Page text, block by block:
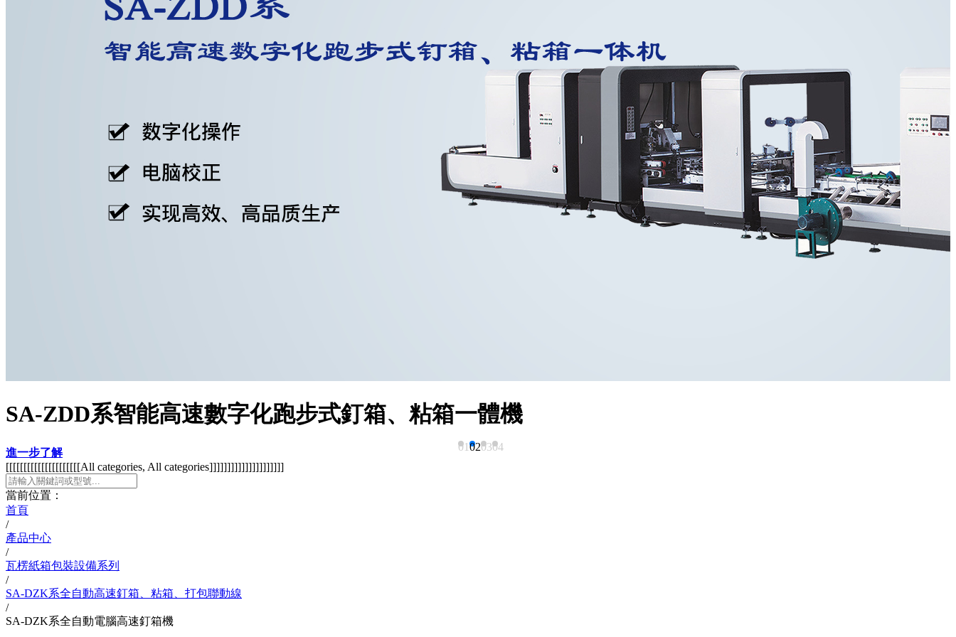
SA-ZDD系智能高速數字化跑步式釘箱、粘箱一體機
進一步了解 01020304
[[[[[[[[[[[[[[[[[[[[[All categories, All categories]]]]]]]]]]]]]]]]]]]]]
當前位置：
首頁
/
產品中心
/
瓦楞紙箱包裝設備系列
/
SA-DZK系全自動高速釘箱、粘箱、打包聯動線
/
SA-DZK系全自動電腦高速釘箱機